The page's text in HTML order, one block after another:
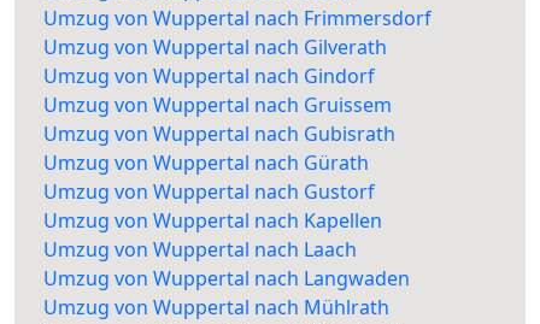
Umzug von Wuppertal nach Frimmersdorf
Umzug von Wuppertal nach Gilverath
Umzug von Wuppertal nach Gindorf
Umzug von Wuppertal nach Gruissem
Umzug von Wuppertal nach Gubisrath
Umzug von Wuppertal nach Gürath
Umzug von Wuppertal nach Gustorf
Umzug von Wuppertal nach Kapellen
Umzug von Wuppertal nach Laach
Umzug von Wuppertal nach Langwaden
Umzug von Wuppertal nach Mühlrath